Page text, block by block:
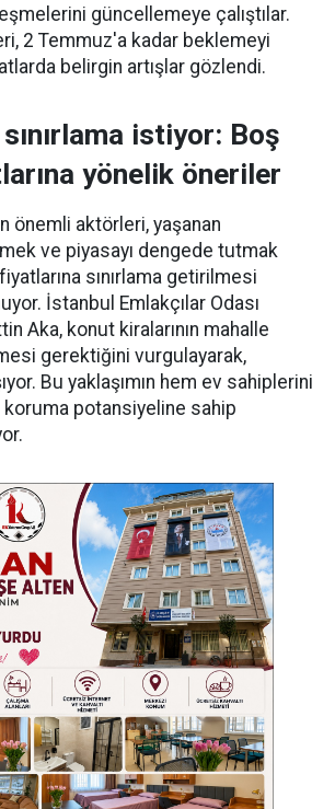
güncellemeye çalıştılar.
2 Temmuz'a kadar beklemeyi
belirgin artışlar gözlendi.
istiyor: Boş
yönelik öneriler
önemli aktörleri, yaşanan
ve piyasayı dengede tutmak
sınırlama getirilmesi
İstanbul Emlakçılar Odası
Aka, konut kiralarının mahalle
gerektiğini vurgulayarak,
Bu yaklaşımın hem ev sahiplerini
koruma potansiyeline sahip